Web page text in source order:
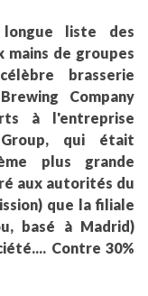
liste des
mains de groupes
brasserie
Company
à l'entreprise
Group, qui était
plus grande
aux autorités du
que la filiale
basé à Madrid)
Contre 30%